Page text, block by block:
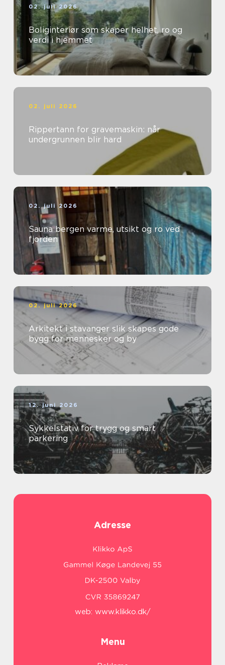
02. juli 2026
Boliginteriør som skaper helhet, ro og
verdi i hjemmet
02. juli 2026
Rippertann for gravemaskin: når
undergrunnen blir hard
02. juli 2026
Sauna bergen varme, utsikt og ro ved
fjorden
02. juli 2026
Arkitekt i stavanger slik skapes gode
bygg for mennesker og by
12. juni 2026
Sykkelstativ for trygg og smart
parkering
Adresse
web: www.klikko.dk/
Menu